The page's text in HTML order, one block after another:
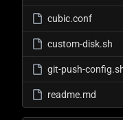
cubic.conf
custom-disk.sh
git-push-
readme.md